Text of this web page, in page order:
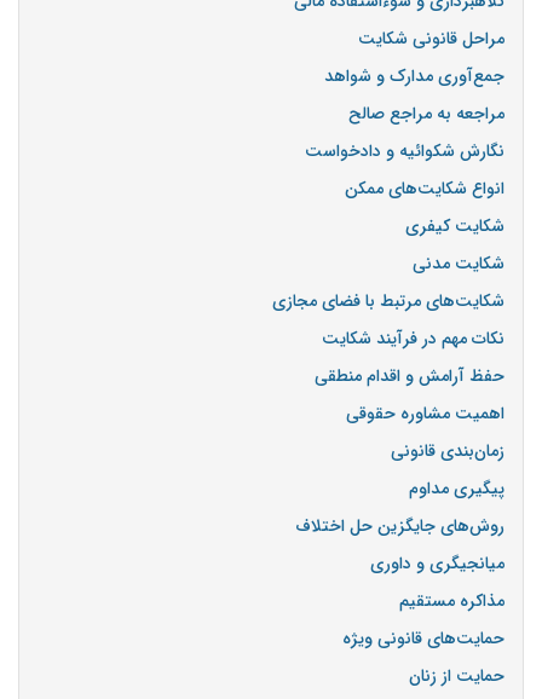
مراحل قانونی شکایت
جمع‌آوری مدارک و شواهد
مراجعه به مراجع صالح
نگارش شکوائیه و دادخواست
انواع شکایت‌های ممکن
شکایت کیفری
شکایت مدنی
شکایت‌های مرتبط با فضای مجازی
نکات مهم در فرآیند شکایت
حفظ آرامش و اقدام منطقی
اهمیت مشاوره حقوقی
زمان‌بندی قانونی
پیگیری مداوم
روش‌های جایگزین حل اختلاف
میانجیگری و داوری
مذاکره مستقیم
حمایت‌های قانونی ویژه
حمایت از زنان